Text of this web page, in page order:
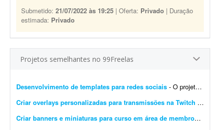
Submetido: 21/07/2022 às 19:25 | Oferta: Privado | Duração
estimada: Privado
Projetos semelhantes no 99Freelas
Desenvolvimento de templates para redes sociais - O projeto consiste em: Dar continuidade a uma identidade visual já existente (logotipo, paleta e tipografia já estão prontos). Já possuem brand kit pronto e a demo da p...
Criar overlays personalizadas para transmissões na Twitch
Criar banners e miniaturas para curso em área de membros
-